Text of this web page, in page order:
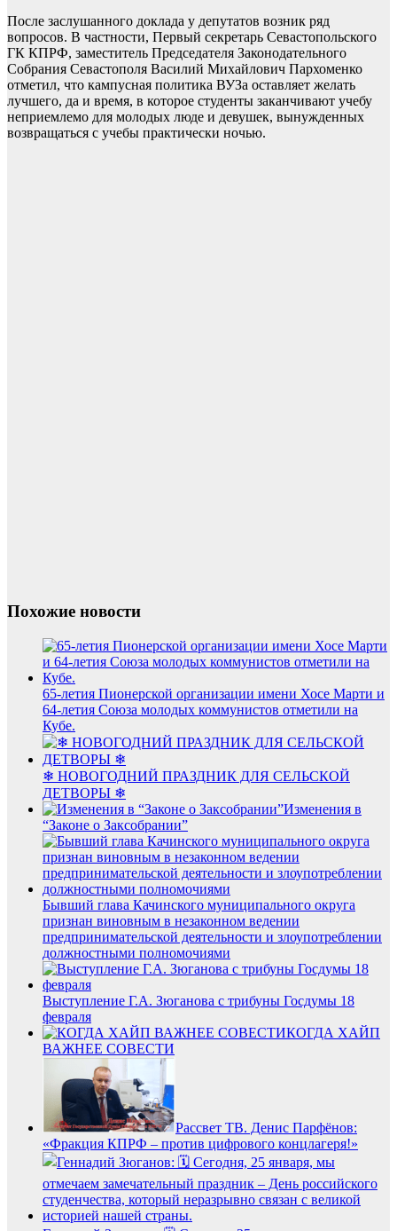
После заслушанного доклада у депутатов возник ряд
вопросов. В частности, Первый секретарь Севастопольского
ГК КПРФ, заместитель Председателя Законодательного
Собрания Севастополя Василий Михайлович Пархоменко
отметил, что кампусная политика ВУЗа оставляет желать
лучшего, да и время, в которое студенты заканчивают учебу
неприемлемо для молодых люде и девушек, вынужденных
возвращаться с учебы практически ночью.
Похожие новости
65-летия Пионерской организации имени Хосе Марти и
64-летия Союза молодых коммунистов отметили на
Кубе.
❄ НОВОГОДНИЙ ПРАЗДНИК ДЛЯ СЕЛЬСКОЙ
ДЕТВОРЫ ❄
Изменения в
“Законе о Заксобрании”
Бывший глава Качинского муниципального округа
признан виновным в незаконном ведении
предпринимательской деятельности и злоупотреблении
должностными полномочиями
Выступление Г.А. Зюганова с трибуны Госдумы 18
февраля
КОГДА ХАЙП
ВАЖНЕЕ СОВЕСТИ
Рассвет ТВ. Денис Парфёнов:
«Фракция КПРФ – против цифрового концлагеря!»